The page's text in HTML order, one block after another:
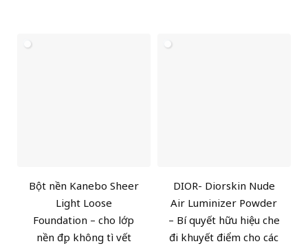
Bột nền Kanebo Sheer
Light Loose
Foundation – cho lớp
nền đẹp không tì vết
DIOR- Diorskin Nude
Air Luminizer Powder
– Bí quyết hữu hiệu che
đi khuyết điểm cho các